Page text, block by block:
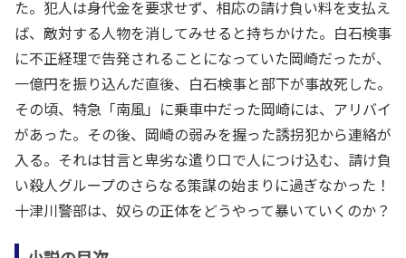
た。犯人は身代金を要求せず、相応の請け負い料を支払え
ば、敵対する人物を消してみせると持ちかけた。白石検事
に不正経理で告発されることになっていた岡崎だったが、
一億円を振り込んだ直後、白石検事と部下が事故死した。
その頃、特急「南風」に乗車中だった岡崎には、アリバイ
があった。その後、岡崎の弱みを握った誘拐犯から連絡が
入る。それは甘言と卑劣な遣り口で人につけ込む、請け負
い殺人グループのさらなる策謀の始まりに過ぎなかった！
十津川警部は、奴らの正体をどうやって暴いていくのか？